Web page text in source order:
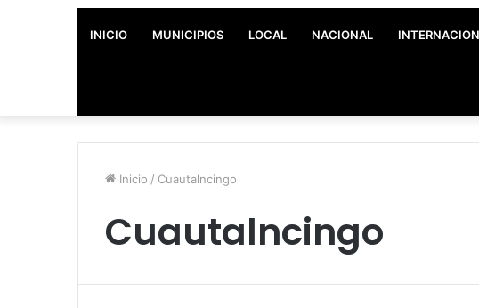
INICIO MUNICIPIOS LOCAL NACIONAL
Inicio / Cuautalncingo
Cuautalncingo